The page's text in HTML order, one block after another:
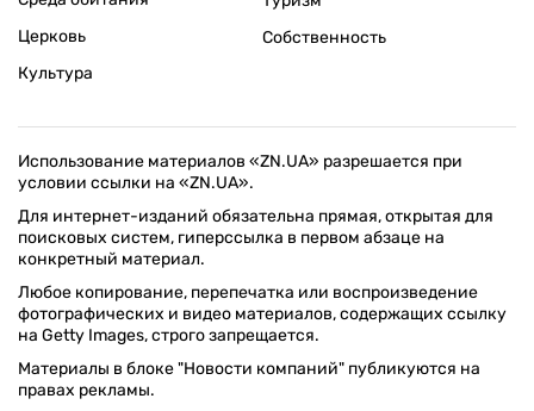
Церковь
Культура
Собственность
Использование материалов «ZN.UA» разрешается при
условии ссылки на «ZN.UA».
Для интернет-изданий обязательна прямая, открытая для
поисковых систем, гиперссылка в первом абзаце на
конкретный материал.
Любое копирование, перепечатка или воспроизведение
фотографических и видео материалов, содержащих ссылку
на Getty Images, строго запрещается.
Материалы в блоке "Новости компаний" публикуются на
правах рекламы.